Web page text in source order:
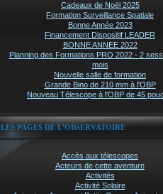
Cadeaux de Noël 2025
Formation Surveillance Spatiale
Bonne Année 2023
Financement Dispositif LEADER
BONNE ANNEE 2022
Planning des Formations PRO 2022 - 2
mois
Nouvelle salle de formation
Grande Bino de 210 mm à l'OBP
Nouveau Télescope à l'OBP de 45
LES PAGES DE L'OBSERVATOIRE
Accès aux télescopes
Acteurs de cette aventure
Activités
Activité Solaire